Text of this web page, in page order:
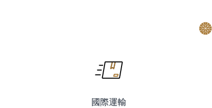
國際運輸